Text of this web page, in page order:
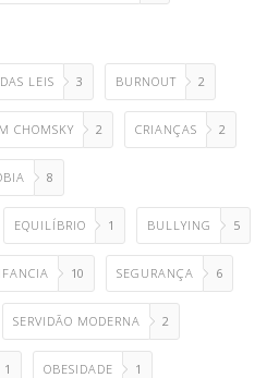
LEIS 3 BURNOUT 2
CHOMSKY 2 CRIANÇAS 2
8
EQUILÍBRIO 1 BULLYING 5
10 SEGURANÇA 6
SERVIDÃO MODERNA 2
1 OBESIDADE 1